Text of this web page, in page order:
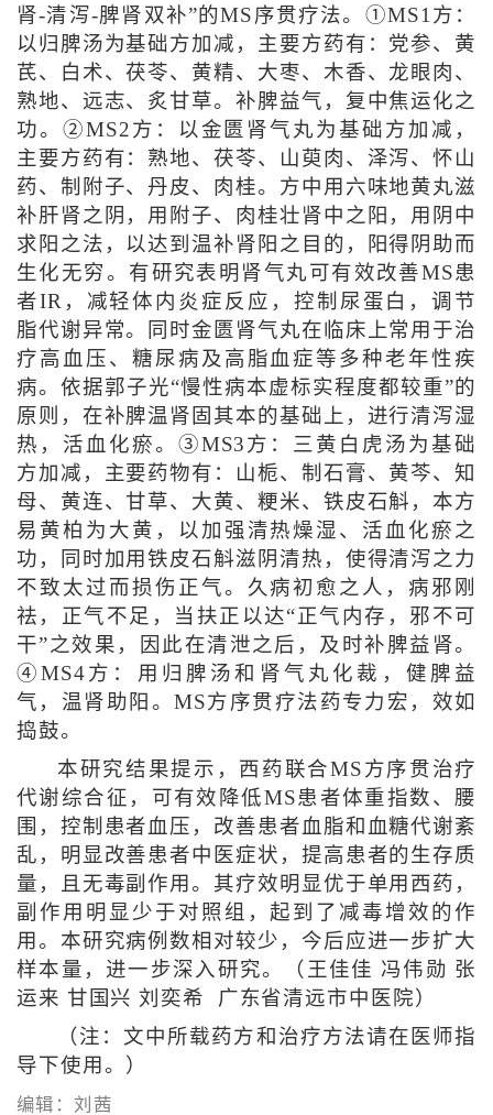
肾-清泻-脾肾双补”的MS序贯疗法。①MS1方：
以归脾汤为基础方加减，主要方药有：党参、黄
芪、白术、茯苓、黄精、大枣、木香、龙眼肉、
熟地、远志、炙甘草。补脾益气，复中焦运化之
功。②MS2方：以金匮肾气丸为基础方加减，
主要方药有：熟地、茯苓、山萸肉、泽泻、怀山
药、制附子、丹皮、肉桂。方中用六味地黄丸滋
补肝肾之阴，用附子、肉桂壮肾中之阳，用阴中
求阳之法，以达到温补肾阳之目的，阳得阴助而
生化无穷。有研究表明肾气丸可有效改善MS患
者IR，减轻体内炎症反应，控制尿蛋白，调节
脂代谢异常。同时金匮肾气丸在临床上常用于治
疗高血压、糖尿病及高脂血症等多种老年性疾
病。依据郭子光“慢性病本虚标实程度都较重”的
原则，在补脾温肾固其本的基础上，进行清泻湿
热，活血化瘀。③MS3方：三黄白虎汤为基础
方加减，主要药物有：山栀、制石膏、黄芩、知
母、黄连、甘草、大黄、粳米、铁皮石斛，本方
易黄柏为大黄，以加强清热燥湿、活血化瘀之
功，同时加用铁皮石斛滋阴清热，使得清泻之力
不致太过而损伤正气。久病初愈之人，病邪刚
祛，正气不足，当扶正以达“正气内存，邪不可
干”之效果，因此在清泄之后，及时补脾益肾。
④MS4方：用归脾汤和肾气丸化裁，健脾益
气，温肾助阳。MS方序贯疗法药专力宏，效如
捣鼓。
本研究结果提示，西药联合MS方序贯治疗
代谢综合征，可有效降低MS患者体重指数、腰
围，控制患者血压，改善患者血脂和血糖代谢紊
乱，明显改善患者中医症状，提高患者的生存质
量，且无毒副作用。其疗效明显优于单用西药，
副作用明显少于对照组，起到了减毒增效的作
用。本研究病例数相对较少，今后应进一步扩大
样本量，进一步深入研究。（王佳佳 冯伟勋 张
运来 甘国兴 刘奕希 广东省清远市中医院）
（注：文中所载药方和治疗方法请在医师指
导下使用。）
编辑：刘茜